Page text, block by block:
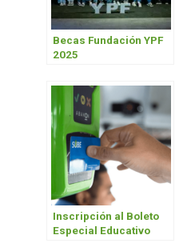
Becas Fundación YPF
2025
Inscripción al Boleto
Especial Educativo